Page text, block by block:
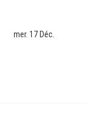
mer. 17 Déc.